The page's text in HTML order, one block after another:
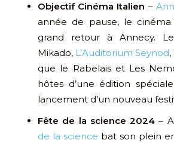
Objectif Cinéma Italien –
année de pause, le
grand retour à Annecy.
Mikado, L’Auditorium Seynod
que le Rabelais et Les
hôtes d’une édition
lancement d’un nouveau
Fête de la science 2024 –
de la science bat son plein